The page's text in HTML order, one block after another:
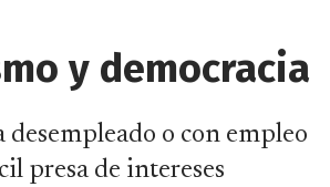
y democracia
o con empleo
presa de intereses